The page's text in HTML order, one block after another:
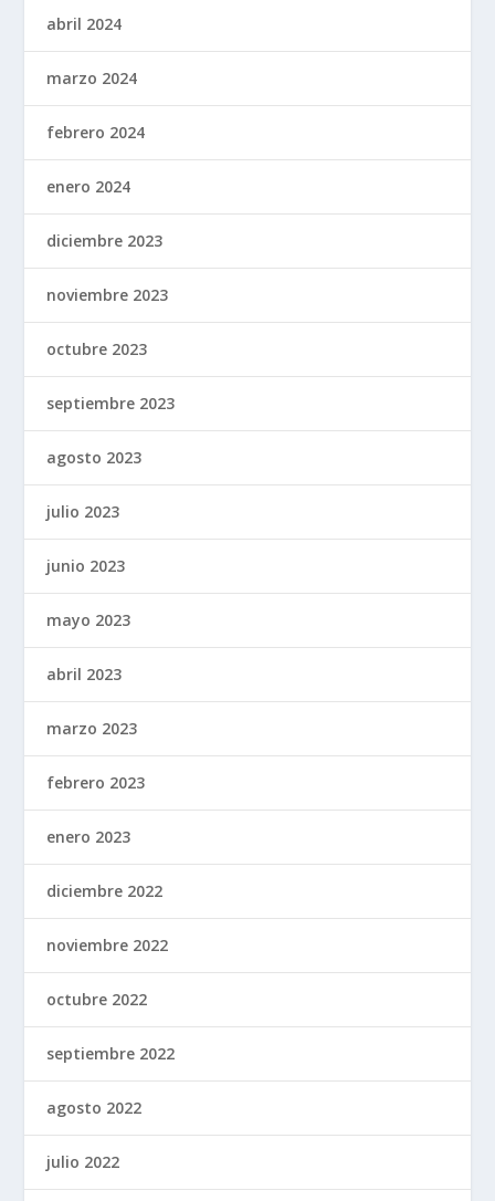
abril 2024
marzo 2024
febrero 2024
enero 2024
diciembre 2023
noviembre 2023
octubre 2023
septiembre 2023
agosto 2023
julio 2023
junio 2023
mayo 2023
abril 2023
marzo 2023
febrero 2023
enero 2023
diciembre 2022
noviembre 2022
octubre 2022
septiembre 2022
agosto 2022
julio 2022